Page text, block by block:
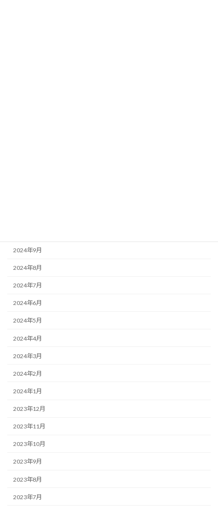
2024年9月
2024年8月
2024年7月
2024年6月
2024年5月
2024年4月
2024年3月
2024年2月
2024年1月
2023年12月
2023年11月
2023年10月
2023年9月
2023年8月
2023年7月